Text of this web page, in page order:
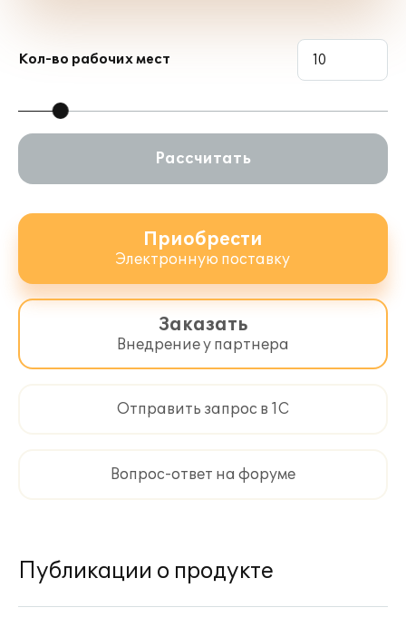
Кол-во рабочих мест
Рассчитать
Приобрести
Электронную поставку
Заказать
Внедрение у партнера
Отправить запрос в 1С
Вопрос-ответ на форуме
Публикации о продукте